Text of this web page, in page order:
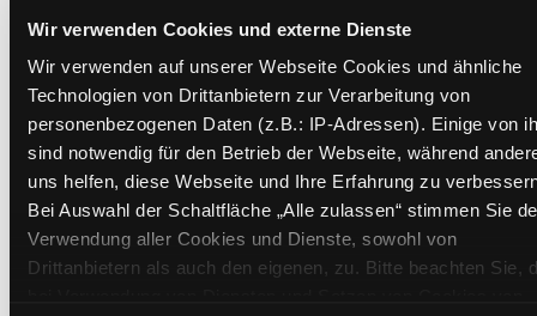
Wir verwenden Cookies und externe Dienste
Wir verwenden auf unserer Webseite Cookies und ähnliche
Technologien von Drittanbietern zur Verarbeitung von
personenbezogenen Daten (z.B.: IP-Adressen). Einige von
sind notwendig für den Betrieb der Webseite, während
uns helfen, diese Webseite und Ihre Erfahrung zu
Bei Auswahl der Schaltfläche „Alle zulassen“ stimmen Sie
Verwendung aller Cookies und Dienste, sowohl von
Drittanbietern als auch den eigenen, zu. Bitte beachten Sie,
Mehr Informationen ein-/ausblenden
Exemplare
Zweigstelle: Ost - Schillerstraße
Signatur: JD.TB UNS
Standort 2:
Ausleihe